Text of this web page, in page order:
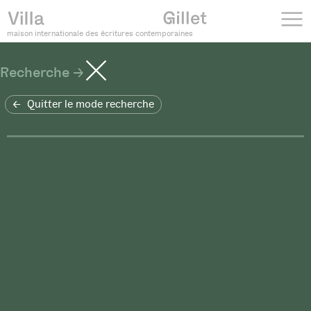
maison internationale des écritures contemporaines
Recherche
Quitter le mode recherche